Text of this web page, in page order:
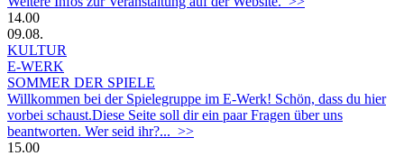
14.00
09.08.
KULTUR
E-WERK
SOMMER DER SPIELE
Willkommen bei der Spielegruppe im E-Werk! Schön, dass du hier
vorbei schaust.Diese Seite soll dir ein paar Fragen über uns
beantworten. Wer seid ihr?... >>
15.00